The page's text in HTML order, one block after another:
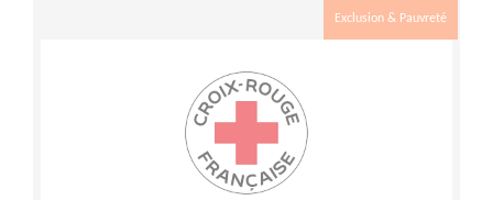
Exclusion & Pauvreté